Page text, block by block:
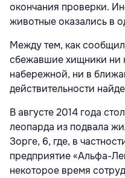
окончания проверки.
животные оказались в
Между тем, как
сбежавшие хищники ни
набережной, ни в
действительности
В августе 2014 года
леопарда из подвала
Зорге, 6, где, в
предприятие «Альфа-
некоторое время